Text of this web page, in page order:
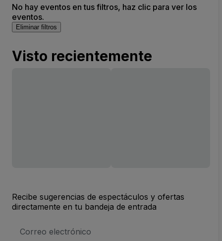
No hay eventos en tus filtros, haz clic para ver los
eventos.
Eliminar filtros
Visto recientemente
Recibe sugerencias de espectáculos y ofertas
directamente en tu bandeja de entrada
de